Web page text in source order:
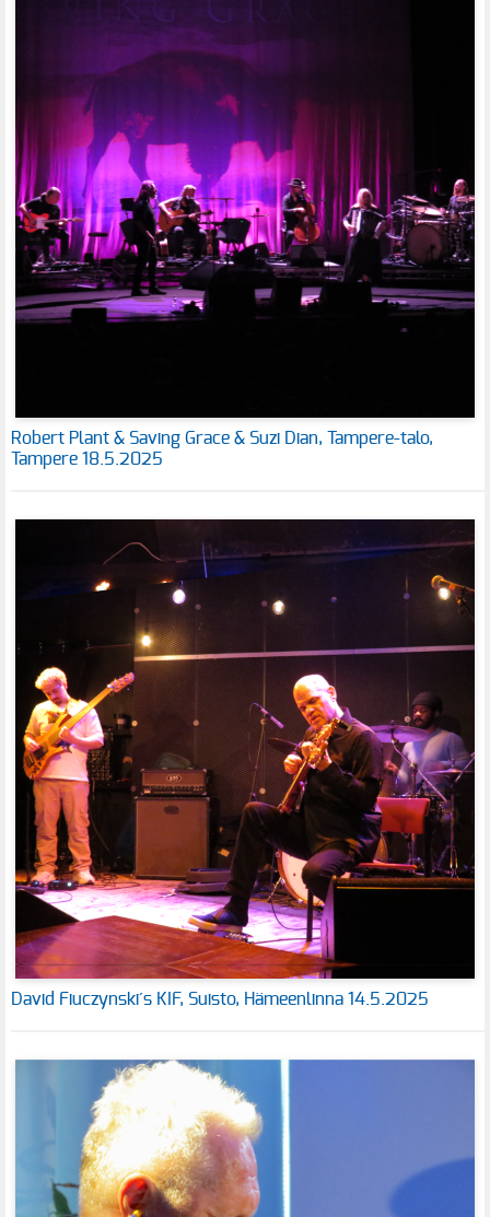
Robert Plant & Saving Grace & Suzi Dian, Tampere-talo,
Tampere 18.5.2025
David Fiuczynski´s KIF, Suisto, Hämeenlinna 14.5.2025